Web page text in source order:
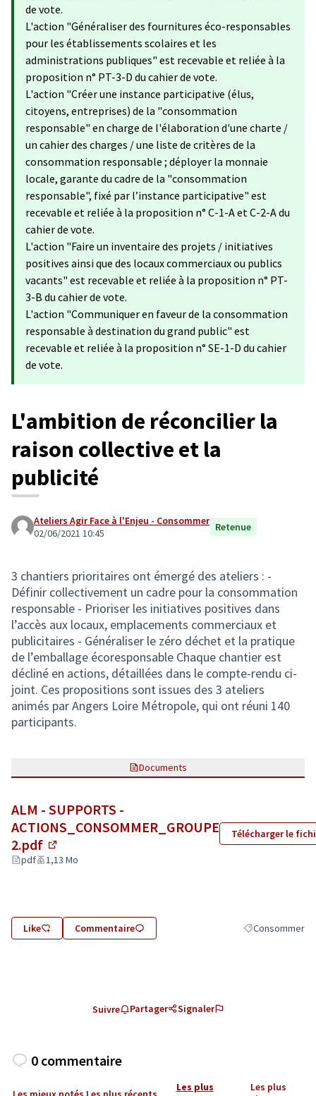
de vote.
L'action "Généraliser des fournitures éco-responsables
pour les établissements scolaires et les
administrations publiques" est recevable et reliée à la
proposition n° PT-3-D du cahier de vote.
L'action "Créer une instance participative (élus,
citoyens, entreprises) de la "consommation
responsable" en charge de l'élaboration d'une charte /
un cahier des charges / une liste de critères de la
consommation responsable ; déployer la monnaie
locale, garante du cadre de la "consommation
responsable", fixé par l’instance participative​" est
recevable et reliée à la proposition n° C-1-A et C-2-A du
cahier de vote.
L'action "Faire un inventaire des projets / initiatives
positives ainsi que des locaux commerciaux ou publics
vacants" est recevable et reliée à la proposition n° PT-
3-B du cahier de vote.
L'action "Communiquer en faveur de la consommation
responsable à destination du grand public" est
recevable et reliée à la proposition n° SE-1-D du cahier
de vote.
L'ambition de réconcilier la
raison collective et la
publicité
Ateliers Agir Face à l'Enjeu - Consommer
02/06/2021 10:45
Retenue
3 chantiers prioritaires ont émergé des ateliers : -
Définir collectivement un cadre pour la consommation
responsable - Prioriser les initiatives positives dans
l’accès aux locaux, emplacements commerciaux et
publicitaires - Généraliser le zéro déchet et la pratique
de l’emballage écoresponsable Chaque chantier est
décliné en actions, détaillées dans le compte-rendu ci-
joint. Ces propositions sont issues des 3 ateliers
animés par Angers Loire Métropole, qui ont réuni 140
participants.
Documents
ALM - SUPPORTS -
ACTIONS_CONSOMMER_GROUPE
2.pdf
(Lien externe)
pdf 1,13 Mo
Télécharger le
Like Commentaire Filtrer les
Consommer
Suivre Partager Signaler
0 commentaire
Les plus
Les plus